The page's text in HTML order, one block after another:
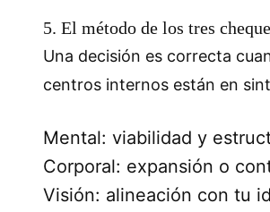
5. El método de los tres
Una decisión es correcta
centros internos están en
Mental: viabilidad y
Corporal: expansión o
Visión: alineación con tu